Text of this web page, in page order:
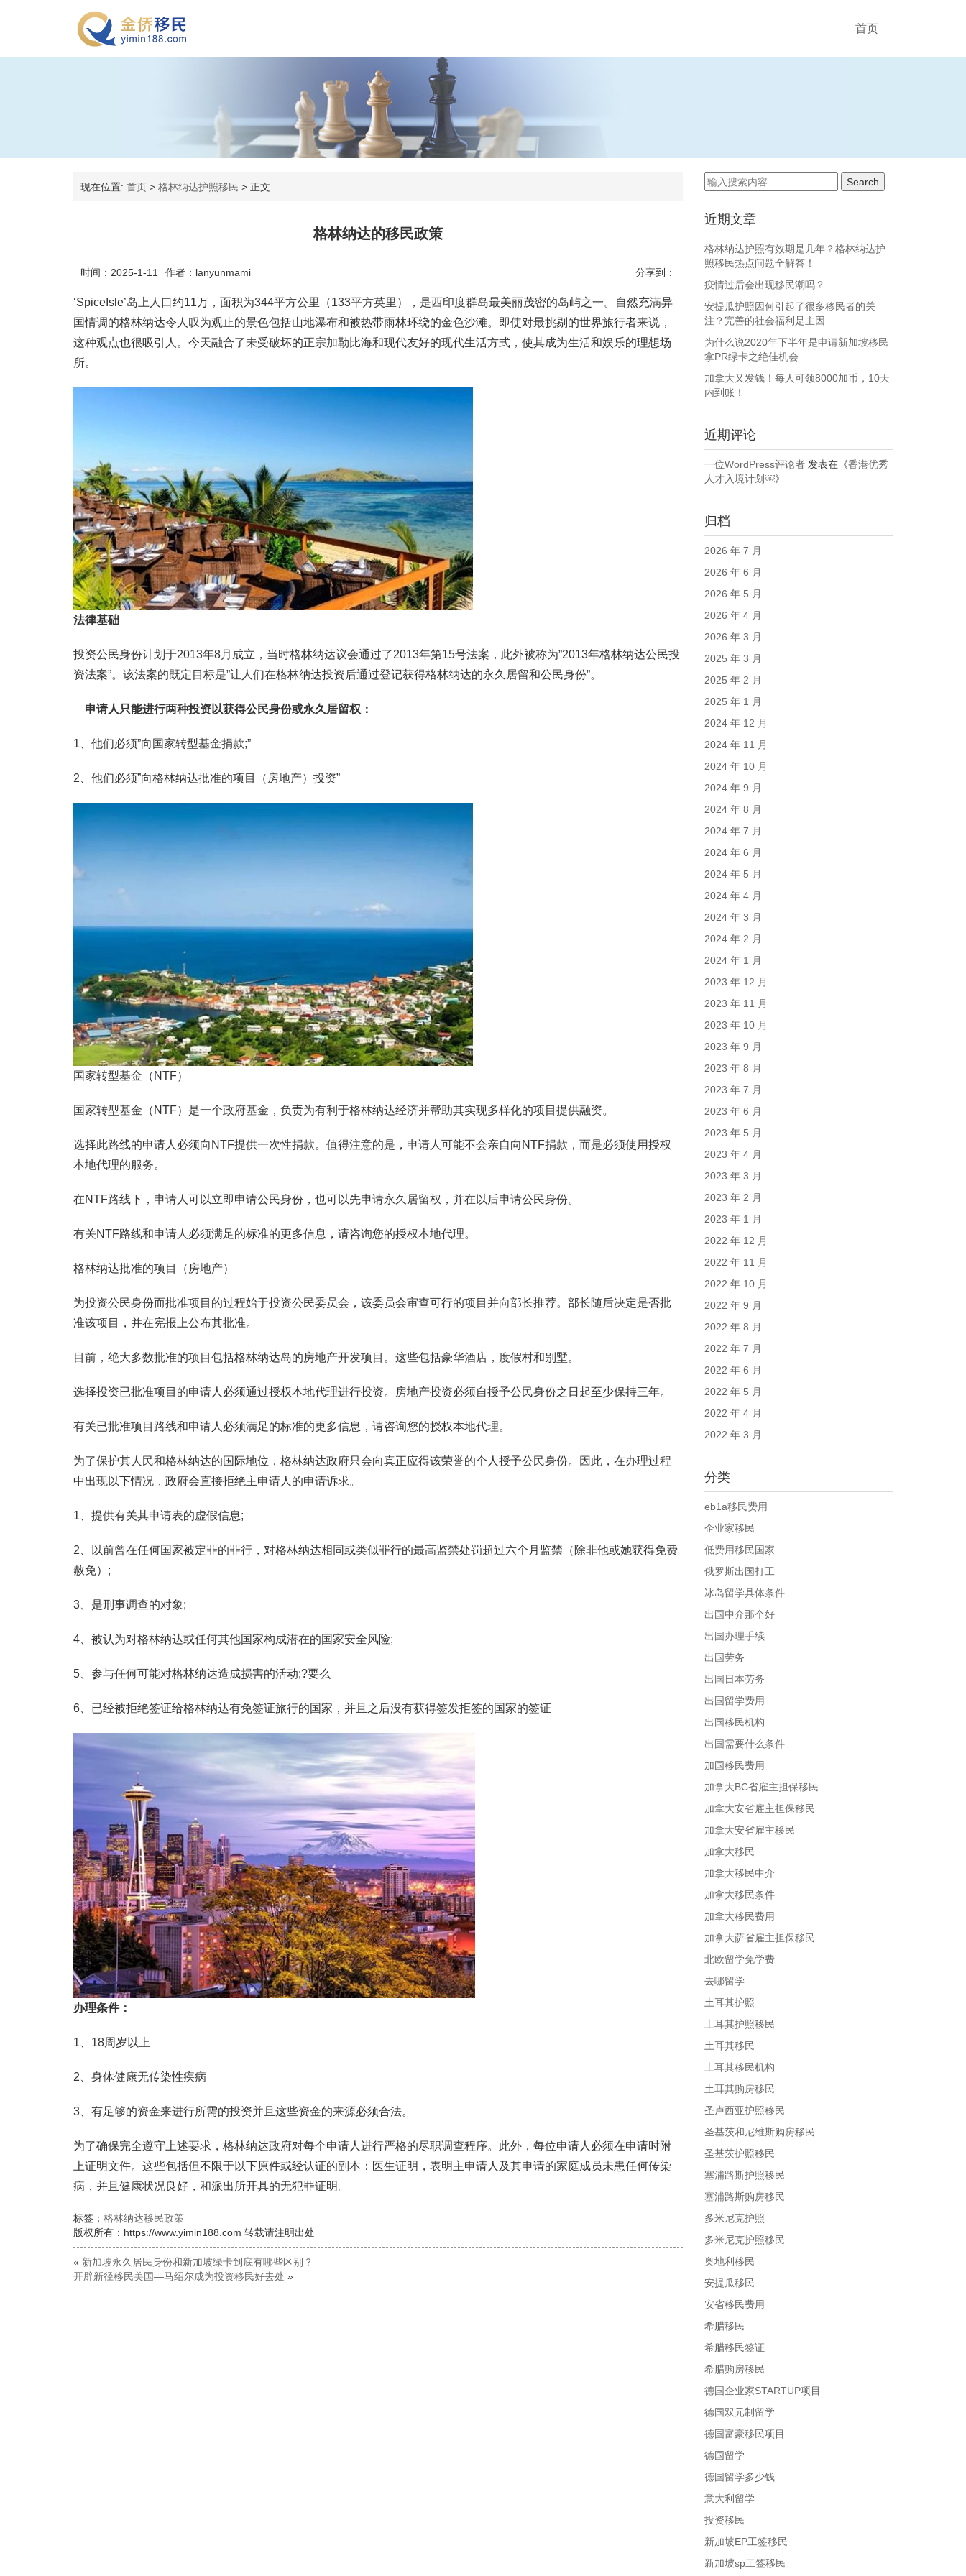
首页
现在位置: 首页 > 格林纳达护照移民 > 正文
格林纳达的移民政策
时间：2025-1-11 作者：lanyunmami 分享到：
‘SpiceIsle’岛上人口约11万，面积为344平方公里（133平方英里），是西印度群岛最美丽茂密的岛屿之一。自然充满异
国情调的格林纳达令人叹为观止的景色包括山地瀑布和被热带雨林环绕的金色沙滩。即使对最挑剔的世界旅行者来说，
这种观点也很吸引人。今天融合了未受破坏的正宗加勒比海和现代友好的现代生活方式，使其成为生活和娱乐的理想场
所。
法律基础
投资公民身份计划于2013年8月成立，当时格林纳达议会通过了2013年第15号法案，此外被称为”2013年格林纳达公民投
资法案”。该法案的既定目标是”让人们在格林纳达投资后通过登记获得格林纳达的永久居留和公民身份”。
申请人只能进行两种投资以获得公民身份或永久居留权：
1、他们必须”向国家转型基金捐款;”
2、他们必须”向格林纳达批准的项目（房地产）投资”
国家转型基金（NTF）
国家转型基金（NTF）是一个政府基金，负责为有利于格林纳达经济并帮助其实现多样化的项目提供融资。
选择此路线的申请人必须向NTF提供一次性捐款。值得注意的是，申请人可能不会亲自向NTF捐款，而是必须使用授权
本地代理的服务。
在NTF路线下，申请人可以立即申请公民身份，也可以先申请永久居留权，并在以后申请公民身份。
有关NTF路线和申请人必须满足的标准的更多信息，请咨询您的授权本地代理。
格林纳达批准的项目（房地产）
为投资公民身份而批准项目的过程始于投资公民委员会，该委员会审查可行的项目并向部长推荐。部长随后决定是否批
准该项目，并在宪报上公布其批准。
目前，绝大多数批准的项目包括格林纳达岛的房地产开发项目。这些包括豪华酒店，度假村和别墅。
选择投资已批准项目的申请人必须通过授权本地代理进行投资。房地产投资必须自授予公民身份之日起至少保持三年。
有关已批准项目路线和申请人必须满足的标准的更多信息，请咨询您的授权本地代理。
为了保护其人民和格林纳达的国际地位，格林纳达政府只会向真正应得该荣誉的个人授予公民身份。因此，在办理过程
中出现以下情况，政府会直接拒绝主申请人的申请诉求。
1、提供有关其申请表的虚假信息;
2、以前曾在任何国家被定罪的罪行，对格林纳达相同或类似罪行的最高监禁处罚超过六个月监禁（除非他或她获得免费
赦免）;
3、是刑事调查的对象;
4、被认为对格林纳达或任何其他国家构成潜在的国家安全风险;
5、参与任何可能对格林纳达造成损害的活动;?要么
6、已经被拒绝签证给格林纳达有免签证旅行的国家，并且之后没有获得签发拒签的国家的签证
办理条件：
1、18周岁以上
2、身体健康无传染性疾病
3、有足够的资金来进行所需的投资并且这些资金的来源必须合法。
为了确保完全遵守上述要求，格林纳达政府对每个申请人进行严格的尽职调查程序。此外，每位申请人必须在申请时附
上证明文件。这些包括但不限于以下原件或经认证的副本：医生证明，表明主申请人及其申请的家庭成员未患任何传染
病，并且健康状况良好，和派出所开具的无犯罪证明。
标签： 格林纳达移民政策
版权所有：https://www.yimin188.com 转载请注明出处
« 新加坡永久居民身份和新加坡绿卡到底有哪些区别？
开辟新径移民美国—马绍尔成为投资移民好去处 »
近期文章
格林纳达护照有效期是几年？格林纳达护
照移民热点问题全解答！
疫情过后会出现移民潮吗？
安提瓜护照因何引起了很多移民者的关
注？完善的社会福利是主因
为什么说2020年下半年是申请新加坡移民
拿PR绿卡之绝佳机会
加拿大又发钱！每人可领8000加币，10天
内到账！
近期评论
一位WordPress评论者发表在《香港优秀
人才入境计划￼》
归档
2026 年 7 月
2026 年 6 月
2026 年 5 月
2026 年 4 月
2026 年 3 月
2025 年 3 月
2025 年 2 月
2025 年 1 月
2024 年 12 月
2024 年 11 月
2024 年 10 月
2024 年 9 月
2024 年 8 月
2024 年 7 月
2024 年 6 月
2024 年 5 月
2024 年 4 月
2024 年 3 月
2024 年 2 月
2024 年 1 月
2023 年 12 月
2023 年 11 月
2023 年 10 月
2023 年 9 月
2023 年 8 月
2023 年 7 月
2023 年 6 月
2023 年 5 月
2023 年 4 月
2023 年 3 月
2023 年 2 月
2023 年 1 月
2022 年 12 月
2022 年 11 月
2022 年 10 月
2022 年 9 月
2022 年 8 月
2022 年 7 月
2022 年 6 月
2022 年 5 月
2022 年 4 月
2022 年 3 月
分类
eb1a移民费用
企业家移民
低费用移民国家
俄罗斯出国打工
冰岛留学具体条件
出国中介那个好
出国办理手续
出国劳务
出国日本劳务
出国留学费用
出国移民机构
出国需要什么条件
加国移民费用
加拿大BC省雇主担保移民
加拿大安省雇主担保移民
加拿大安省雇主移民
加拿大移民
加拿大移民中介
加拿大移民条件
加拿大移民费用
加拿大萨省雇主担保移民
北欧留学免学费
去哪留学
土耳其护照
土耳其护照移民
土耳其移民
土耳其移民机构
土耳其购房移民
圣卢西亚护照移民
圣基茨和尼维斯购房移民
圣基茨护照移民
塞浦路斯护照移民
塞浦路斯购房移民
多米尼克护照
多米尼克护照移民
奥地利移民
安提瓜移民
安省移民费用
希腊移民
希腊移民签证
希腊购房移民
德国企业家STARTUP项目
德国双元制留学
德国富豪移民项目
德国留学
德国留学多少钱
意大利留学
投资移民
新加坡EP工签移民
新加坡sp工签移民